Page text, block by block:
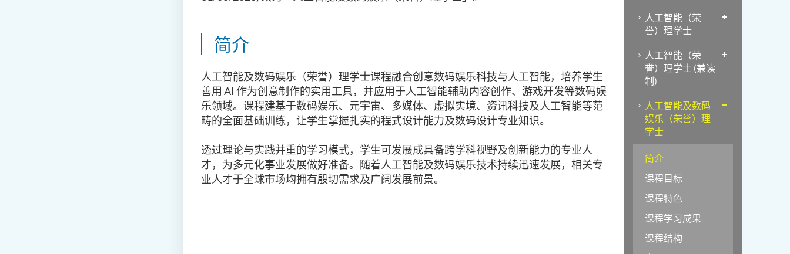
简介
人工智能及数码娱乐（荣誉）理学士课程融合创意数码娱乐科技与人工智能，培养学生
善用 AI 作为创意制作的实用工具，并应用于人工智能辅助内容创作、游戏开发等数码娱
乐领域。课程建基于数码娱乐、元宇宙、多媒体、虚拟实境、资讯科技及人工智能等范
畴的全面基础训练，让学生掌握扎实的程式设计能力及数码设计专业知识。
透过理论与实践并重的学习模式，学生可发展成具备跨学科视野及创新能力的专业人
才，为多元化事业发展做好准备。随着人工智能及数码娱乐技术持续迅速发展，相关专
业人才于全球市场均拥有殷切需求及广阔发展前景。
人工智能（荣
誉）理学士
人工智能（荣
誉）理学士 (兼读
制)
人工智能及数码
娱乐（荣誉）理
学士
简介
课程目标
课程特色
课程学习成果
课程结构